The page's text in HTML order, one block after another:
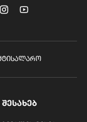
ᲡᲐᲚᲐᲠᲝ
ᲨᲔᲡᲐᲮᲔᲑ